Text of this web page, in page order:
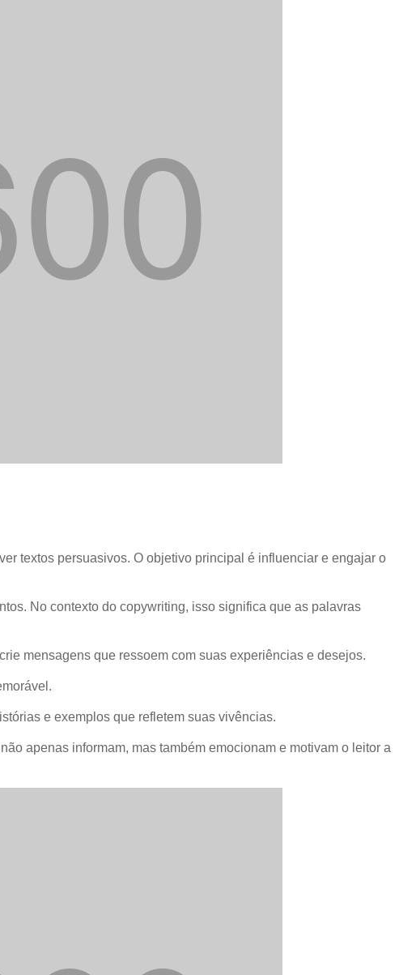
textos persuasivos. O objetivo principal é influenciar e engajar o
No contexto do copywriting, isso significa que as palavras
mensagens que ressoem com suas experiências e desejos.
e exemplos que refletem suas vivências.
apenas informam, mas também emocionam e motivam o leitor a